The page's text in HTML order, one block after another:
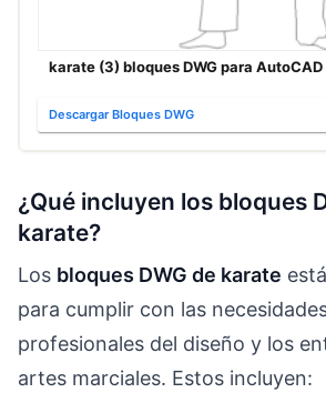
karate (3) bloques DWG para
Descargar Bloques DWG
¿Qué incluyen los bloques
karate?
Los bloques DWG de karate
para cumplir con las
profesionales del diseño y los
artes marciales. Estos incluyen: